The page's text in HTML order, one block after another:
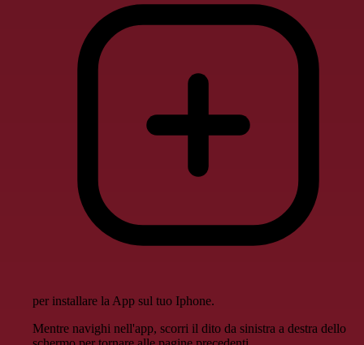
per installare la App sul tuo Iphone.
Mentre navighi nell'app, scorri il dito da sinistra a destra dello